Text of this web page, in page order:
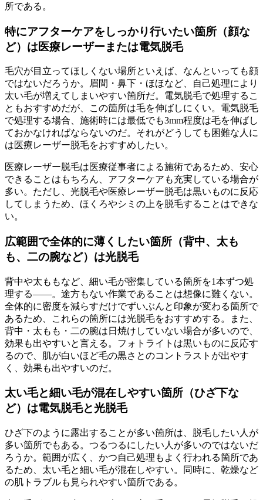
所である。
特にアフターケアをしっかり行いたい箇所（顔な
ど）は医療レーザーまたは電気脱毛
毛穴が目立ってほしくない場所といえば、なんといっても顔
ではないだろうか。眉間・鼻下・ほほなど、自己処理により
太い毛が増えてしまいやすい箇所だ。電気脱毛で処理するこ
ともおすすめだが、この箇所は毛を伸ばしにくい。電気脱毛
で処理する場合、施術時には最低でも3mm程度は毛を伸ばし
ておかなければならないのだ。それがどうしても困難な人に
は医療レーザー脱毛をおすすめしたい。
医療レーザー脱毛は医療従事者による施術であるため、安心
できることはもちろん、アフターケアも充実している場合が
多い。ただし、光脱毛や医療レーザー脱毛は黒いものに反応
してしまうため、ほくろやシミの上を脱毛することはできな
い。
広範囲で全体的に薄くしたい箇所（背中、太も
も、二の腕など）は光脱毛
背中や太ももなど、細い毛が密集している箇所を1本ずつ処
理する――。途方もない作業であることは想像に難くない。
全体的に密度を減らすだけでずいぶんと印象が変わる箇所で
あるため、これらの箇所には光脱毛をおすすめする。また、
背中・太もも・二の腕は日焼けしていない場合が多いので、
効果も出やすいと言える。フォトライトは黒いものに反応す
るので、肌が白いほど毛の黒さとのコントラストが出やす
く、効果も出やすいのだ。
太い毛と細い毛が混在しやすい箇所（ひざ下な
ど）は電気脱毛と光脱毛
ひざ下のように露出することが多い箇所は、脱毛したい人が
多い箇所でもある。つるつるにしたい人が多いのではないだ
ろうか。範囲が広く、かつ自己処理もよく行われる箇所であ
るため、太い毛と細い毛が混在しやすい。同時に、乾燥など
の肌トラブルも見られやすい箇所である。